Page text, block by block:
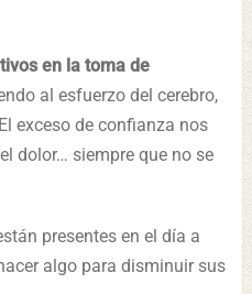
en la toma de
al esfuerzo del cerebro,
exceso de confianza nos
dolor… siempre que no se
presentes en el día a
algo para disminuir sus